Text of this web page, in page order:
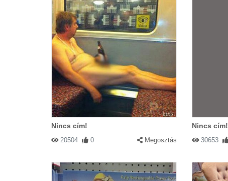
Nincs cím!
20504 0 Megosztás
Nincs cím!
30653